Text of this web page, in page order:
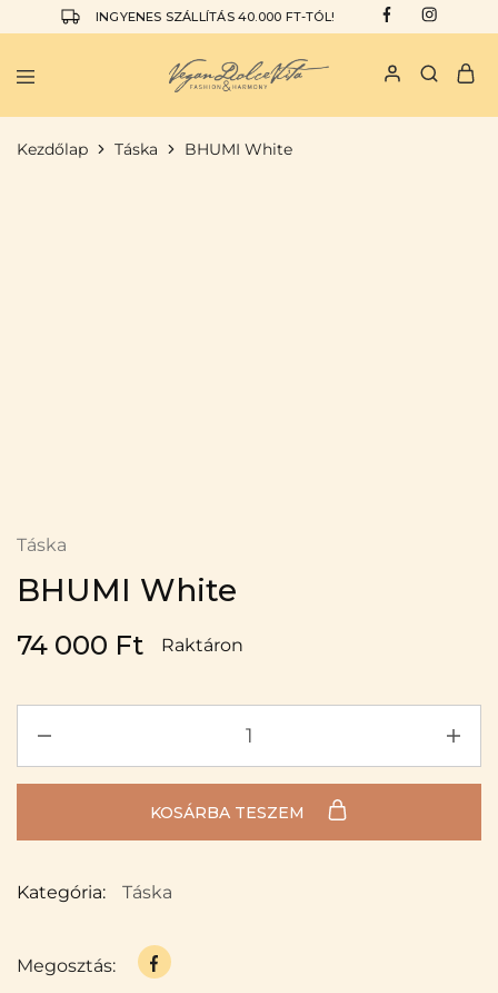
INGYENES SZÁLLÍTÁS 40.000 FT-TÓL!
Dolce
am
Vegan
Kezdőlap Táska BHUMI White
Táska
BHUMI White
74 000 Ft Raktáron
KOSÁRBA TESZEM
Kategória: Táska
Megosztás: